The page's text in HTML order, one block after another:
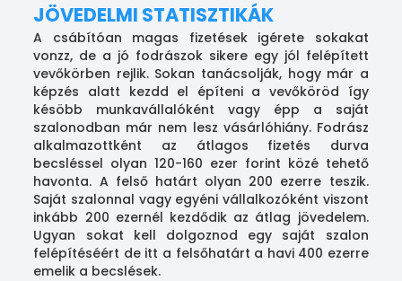
JÖVEDELMI STATISZTIKÁK
A csábítóan magas fizetések igérete sokakat
vonzz, de a jó fodrászok sikere egy jól felépített
vevőkörben rejlik. Sokan tanácsolják, hogy már a
képzés alatt kezdd el építeni a vevőköröd így
késöbb munkavállalóként vagy épp a saját
szalonodban már nem lesz vásárlóhiány. Fodrász
alkalmazottként az átlagos fizetés durva
becsléssel olyan 120-160 ezer forint közé tehető
havonta. A felső határt olyan 200 ezerre teszik.
Saját szalonnal vagy egyéni vállalkozóként viszont
inkább 200 ezernél kezdődik az átlag jövedelem.
Ugyan sokat kell dolgoznod egy saját szalon
felépítéséért de itt a felsőhatárt a havi 400 ezerre
emelik a becslések.